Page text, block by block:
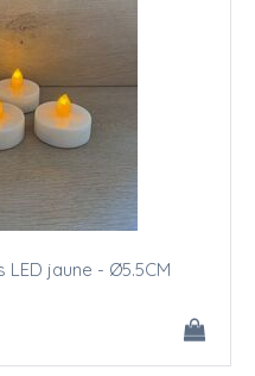
jaune - Ø5.5CM